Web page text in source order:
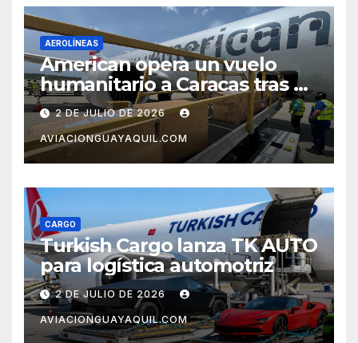
AEROLÍNEAS
American opera un vuelo
humanitario a Caracas tras el
terremoto en Venezuela
2 DE JULIO DE 2026
AVIACIONGUAYAQUIL.COM
CARGO
Turkish Cargo lanza TK AUTO
para logística automotriz
2 DE JULIO DE 2026
AVIACIONGUAYAQUIL.COM